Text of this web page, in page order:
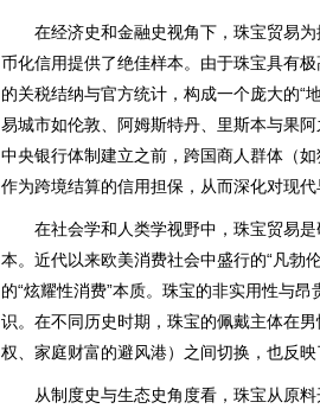
在经济史和金融史视角下，珠宝贸易为
币化信用提供了绝佳样本。由于珠宝具有
的关税结纳与官方统计，构成一个庞大的“
易城市如伦敦、阿姆斯特丹、里斯本与果
中央银行体制建立之前，跨国商人群体（
作为跨境结算的信用担保，从而深化对现
在社会学和人类学视野中，珠宝贸易是
本。近代以来欧美消费社会中盛行的“凡勃
的“炫耀性消费”本质。珠宝的非实用性与
识。在不同历史时期，珠宝的佩戴主体在
权、家庭财富的避风港）之间切换，也反
从制度史与生态史角度看，珠宝从原料